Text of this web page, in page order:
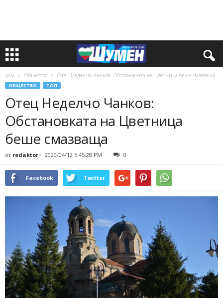
дом Общество Отец Неделчо Чанков: Обстановката на Цветница беше смазваща
ОБЩЕСТВО ТОП
Отец Неделчо Чанков:
Обстановката на Цветница
беше смазваща
от redaktor - 2020/04/12 5:45:28 PM 0
Facebook Twitter